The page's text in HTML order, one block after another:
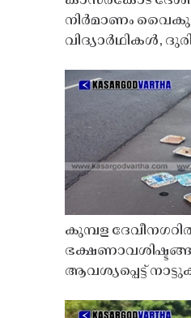
നിർമാണം
വിദ്യാർഥികൾ,
കുമ്പള
ആവശ്യപ്പെട്ട്